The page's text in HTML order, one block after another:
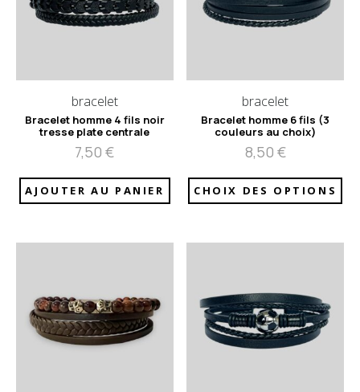
bracelet
Bracelet homme 4 fils noir
tresse plate centrale
7,50€
AJOUTER AU PANIER
bracelet
Bracelet homme 6 fils (3
couleurs au choix)
8,50 €
CHOIX DES OPTIONS